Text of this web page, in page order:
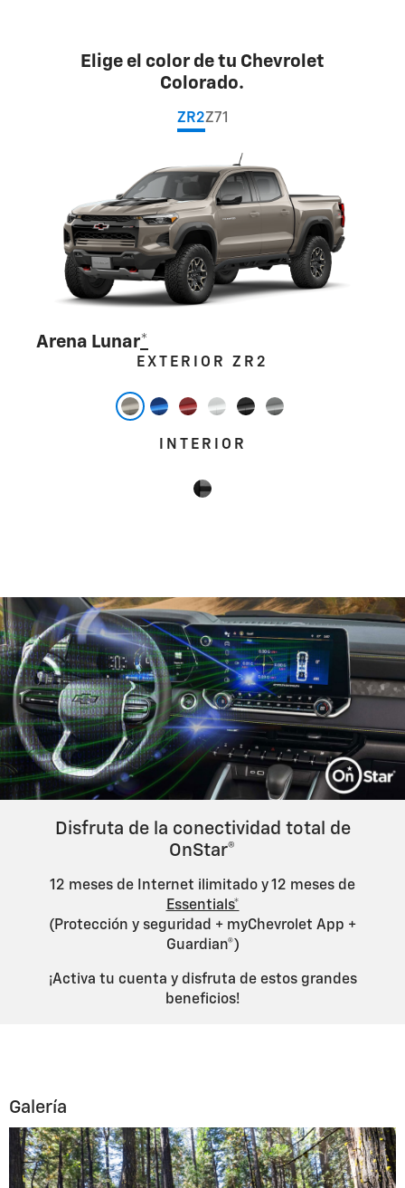
Elige el color de tu Chevrolet
Colorado.
ZR2Z71
EXTERIOR ZR2
INTERIOR
Arena Lunar*
Disfruta de la conectividad total de
OnStar®
12 meses de Internet ilimitado y 12 meses de
Essentials*
(Protección y seguridad + myChevrolet App +
Guardian®)
¡Activa tu cuenta y disfruta de estos grandes
beneficios!
Galería